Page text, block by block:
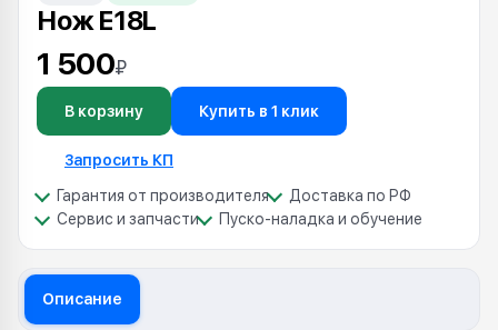
Нож E18L
1 500₽
В корзину Купить в 1 клик
Запросить КП
Гарантия от производителя
Доставка по РФ
Сервис и запчасти
Пуско-наладка и обучение
Описание